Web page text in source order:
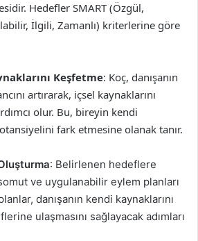
Hedefler SMART (Özgül,
İlgili, Zamanlı) kriterlerine göre
Keşfetme: Koç, danışanın
artırarak, içsel kaynaklarını
olur. Bu, bireyin kendi
fark etmesine olanak tanır.
: Belirlenen hedeflere
ve uygulanabilir eylem planları
danışanın kendi kaynaklarını
ulaşmasını sağlayacak adımları